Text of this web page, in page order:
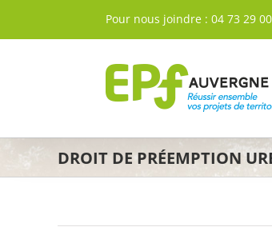
Pour nous joindre : 04 73 29
DROIT DE PRÉEMPTION